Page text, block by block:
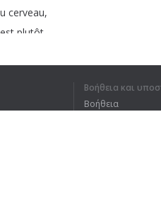
cerveau,
plutôt
Βοήθεια και
Βοήθεια